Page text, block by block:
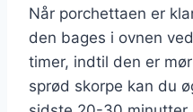
Når porchettaen er
den bages i ovnen
timer, indtil den er
sprød skorpe kan du